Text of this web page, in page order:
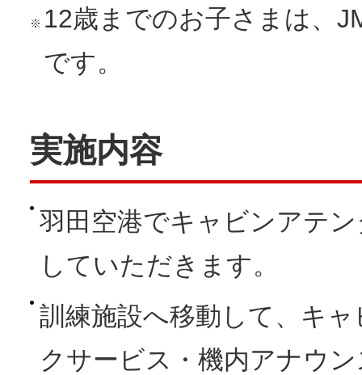
※ 12歳までのお子さまは、
です。
実施内容
羽田空港でキャビンアテ
していただきます。
訓練施設へ移動して、キ
クサービス・機内アナウ